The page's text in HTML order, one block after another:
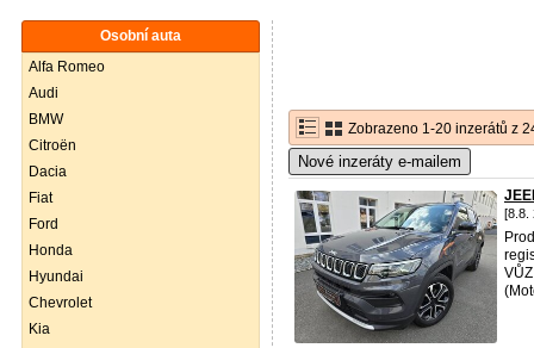
Osobní auta
Alfa Romeo
Audi
BMW
Citroën
Dacia
Fiat
Ford
Honda
Hyundai
Chevrolet
Kia
Zobrazeno 1-20 inzerátů z
Nové inzeráty e-mailem
[8.8.